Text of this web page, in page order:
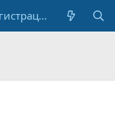
Регистрация